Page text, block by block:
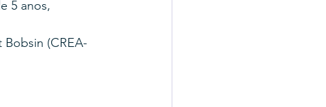
5 anos,
(CREA-